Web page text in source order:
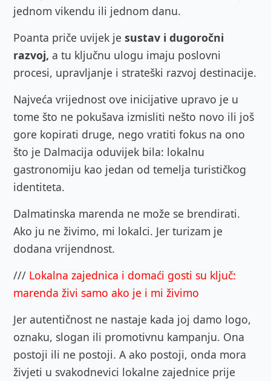
jednom vikendu ili jednom danu.
Poanta priče uvijek je sustav i dugoročni
razvoj, a tu ključnu ulogu imaju poslovni
procesi, upravljanje i strateški razvoj destinacije.
Najveća vrijednost ove inicijative upravo je u
tome što ne pokušava izmisliti nešto novo ili još
gore kopirati druge, nego vratiti fokus na ono
što je Dalmacija oduvijek bila: lokalnu
gastronomiju kao jedan od temelja turističkog
identiteta.
Dalmatinska marenda ne može se brendirati.
Ako ju ne živimo, mi lokalci. Jer turizam je
dodana vrijendnost.
/// Lokalna zajednica i domaći gosti su ključ:
marenda živi samo ako je i mi živimo
Jer autentičnost ne nastaje kada joj damo logo,
oznaku, slogan ili promotivnu kampanju. Ona
postoji ili ne postoji. A ako postoji, onda mora
živjeti u svakodnevici lokalne zajednice prije